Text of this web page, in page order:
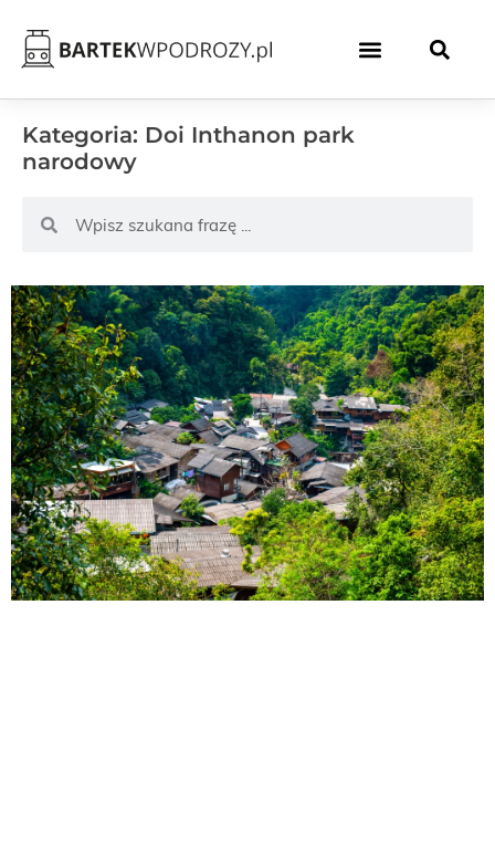
Kategoria: Doi Inthanon park
narodowy